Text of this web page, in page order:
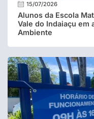
15/07/2026
Alunos da Escola
Vale do Indaiaçu em
Ambiente